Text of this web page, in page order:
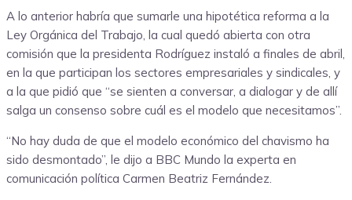
A lo anterior habría que sumarle una hipotética reforma a la
Ley Orgánica del Trabajo, la cual quedó abierta con otra
comisión que la presidenta Rodríguez instaló a finales de abril,
en la que participan los sectores empresariales y sindicales, y
a la que pidió que “se sienten a conversar, a dialogar y de allí
salga un consenso sobre cuál es el modelo que necesitamos”.
“No hay duda de que el modelo económico del chavismo ha
sido desmontado”, le dijo a BBC Mundo la experta en
comunicación política Carmen Beatriz Fernández.